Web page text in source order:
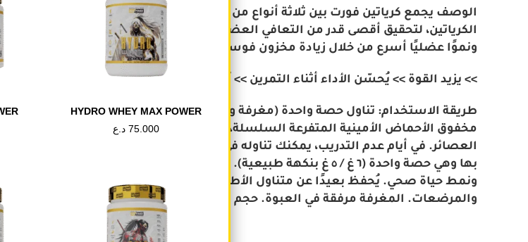
الوصف يجمع كرياتين فورت بين ثلاثة أنواع من الكرياتين: حمض الهيدروكلوريك، وثلاثي
الكرياتين، لتحقيق أقصى قدر من التعافي العضلي ونتائج أفضل. يمنحك كرياتين فورت
ونموًا عضليًا أسرع من خلال زيادة مخزون فوسفوريل كرياتين في العضلات.
>> يزيد القوة >> يُحسّن الأداء أثناء التمرين >> يُساعد في نمو العضلات
طريقة الاستخدام:
مخفوق الأحماض الأمينية المتفرعة السلسلة، أو بعد التمرين مع مخفوق البروتين، أو
العصائر. في أيام عدم التدريب، يمكنك تناوله في أي وقت من اليوم مع مخفوق البروتين. لا
بها وهي حصة واحدة (٦ غ / ٥ غ بنكهة طبيعية). ملاحظة: لا يمكن استخدام
ونمط حياة صحي. يُحفظ بعيدًا عن متناول الأطفال. المنتج مخصص للبالغين والأشخاص
والمرضعات. المغرفة مرفقة في العبوة. حجم العبوة المتوفرة: – ٣٠٠ غ / ٦٠ حصة.
HYDRO WHEY MAX POWER
75.000 د.ع